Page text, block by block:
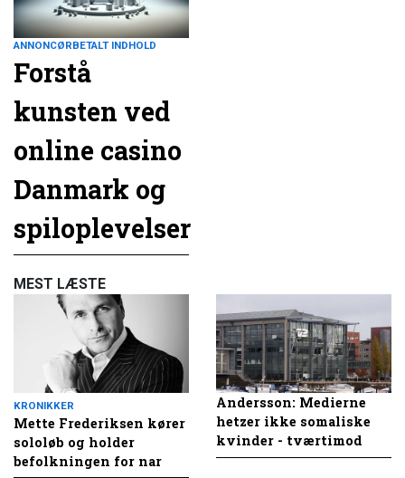
ANNONCØRBETALT INDHOLD
Forstå
kunsten ved
online casino
Danmark og
spiloplevelser
MEST LÆSTE
KRONIKKER
Mette Frederiksen kører
sololøb og holder
befolkningen for nar
Andersson: Medierne
hetzer ikke somaliske
kvinder - tværtimod